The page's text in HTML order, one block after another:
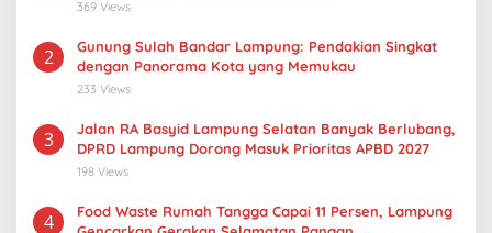
369 Views
2
Gunung Sulah Bandar Lampung: Pendakian Singkat
dengan Panorama Kota yang Memukau
233 Views
3
Jalan RA Basyid Lampung Selatan Banyak Berlubang,
DPRD Lampung Dorong Masuk Prioritas APBD 2027
198 Views
4
Food Waste Rumah Tangga Capai 11 Persen, Lampung